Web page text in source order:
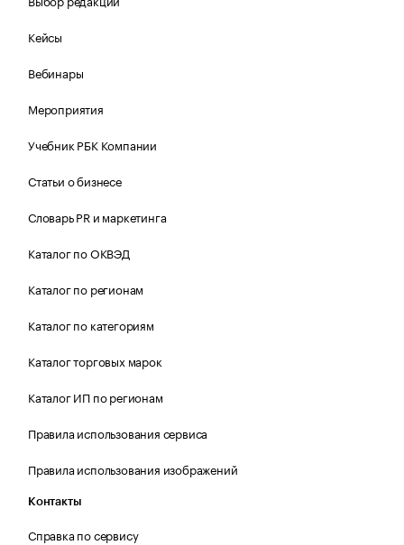
Кейсы
Вебинары
Мероприятия
Учебник РБК Компании
Статьи о бизнесе
Словарь PR и маркетинга
Каталог по ОКВЭД
Каталог по регионам
Каталог по категориям
Каталог торговых марок
Каталог ИП по регионам
Правила использования сервиса
Правила использования изображений
Контакты
Справка по сервису